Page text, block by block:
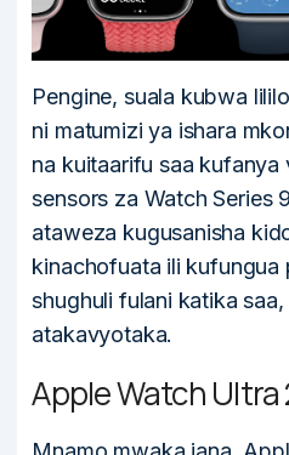
Pengine, suala kubwa
ni matumizi ya ishara
na kuitaarifu saa kufanya
sensors za Watch Series
ataweza kugusanisha
kinachofuata ili kufungua
shughuli fulani katika
atakavyotaka.
Apple Watch Ultra